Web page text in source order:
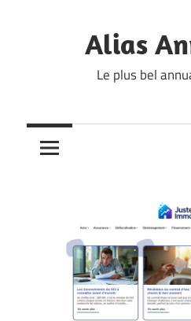
Alias
Le plus bel